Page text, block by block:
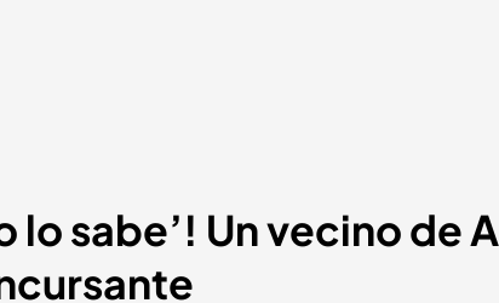
lo sabe’! Un vecino de